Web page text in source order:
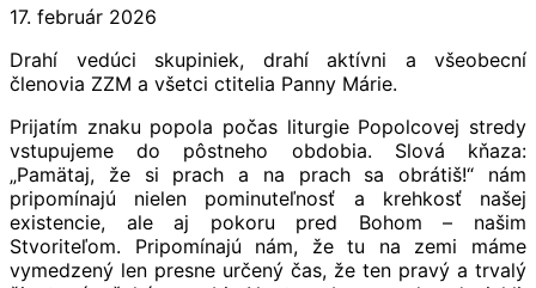
17. február 2026
Drahí vedúci skupiniek, drahí aktívni a všeobecní
členovia ZZM a všetci ctitelia Panny Márie.
Prijatím znaku popola počas liturgie Popolcovej stredy
vstupujeme do pôstneho obdobia. Slová kňaza:
„Pamätaj, že si prach a na prach sa obrátiš!“ nám
pripomínajú nielen pominuteľnosť a krehkosť našej
existencie, ale aj pokoru pred Bohom – našim
Stvoriteľom. Pripomínajú nám, že tu na zemi máme
vymedzený len presne určený čas, že ten pravý a trvalý